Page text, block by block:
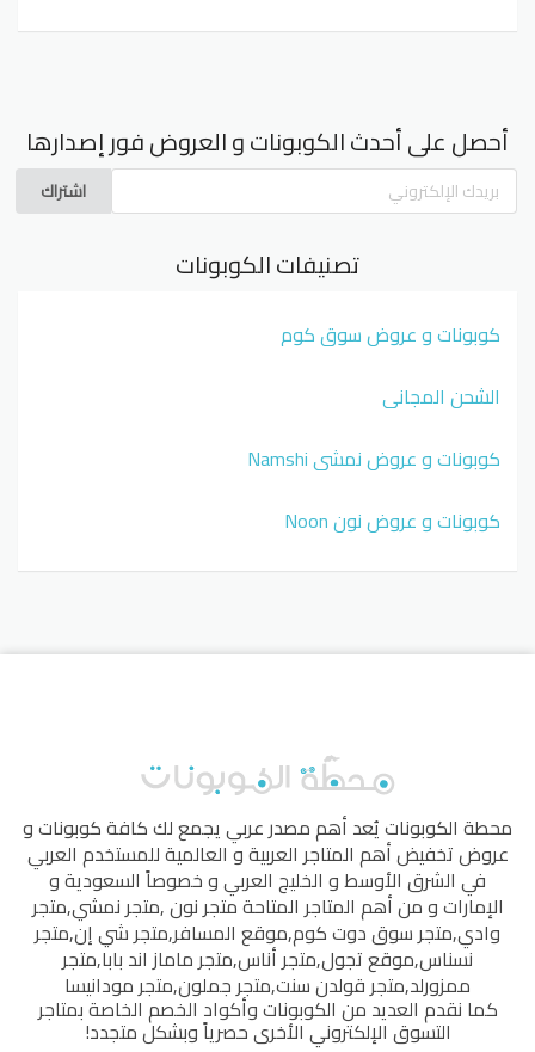
أحصل على أحدث الكوبونات و العروض فور إصدارها
اشتراك
تصنيفات الكوبونات
كوبونات و عروض سوق كوم
الشحن المجاني
كوبونات و عروض نمشي Namshi
كوبونات و عروض نون Noon
محطة الكوبوناتيُعد أهم مصدر عربي يجمع لك كافة كوبونات و
عروض تخفيض أهم المتاجر العربية و العالمية للمستخدم العربي
في الشرق الأوسط و الخليج العربي و خصوصاً السعودية و
الإمارات و من أهم المتاجر المتاحةمتجر نون,متجر نمشي,متجر
وادي,متجر سوق دوت كوم,موقع المسافر,متجر شي إن,متجر
نسناس,موقع تجول,متجر أناس,متجر ماماز اند بابا,متجر
ممزورلد,متجر قولدن سنت,متجر جملون,متجر مودانيسا
كما نقدم العديد من الكوبونات وأكواد الخصم الخاصة بمتاجر
التسوق الإلكتروني الأخرى حصرياً وبشكل متجدد!